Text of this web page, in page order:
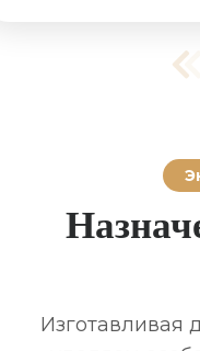
Изготавливая